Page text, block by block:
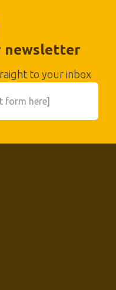
newsletter
to your inbox
form here]